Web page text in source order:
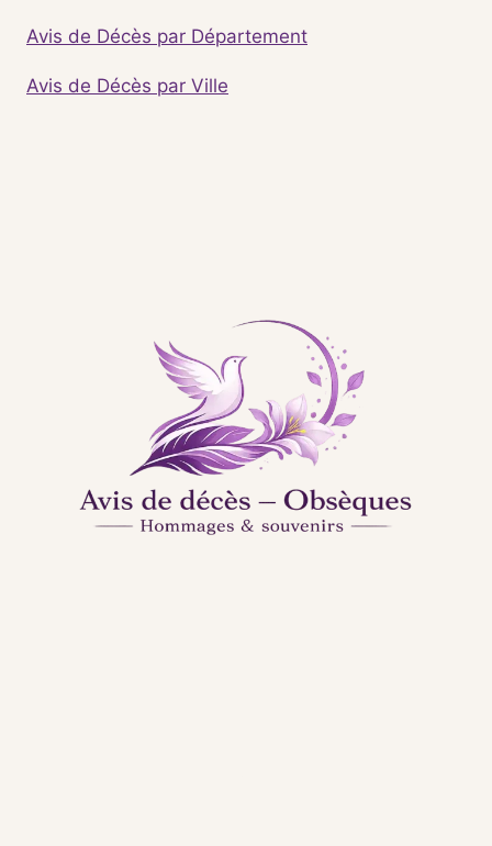
Avis de Décès par Département
Avis de Décès par Ville